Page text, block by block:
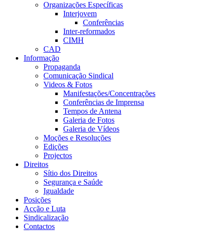
Organizações Específicas
Interjovem
Conferências
Inter-reformados
CIMH
CAD
Informação
Propaganda
Comunicação Sindical
Videos & Fotos
Manifestações/Concentrações
Conferências de Imprensa
Tempos de Antena
Galeria de Fotos
Galeria de Vídeos
Moções e Resoluções
Edições
Projectos
Direitos
Sítio dos Direitos
Segurança e Saúde
Igualdade
Posições
Acção e Luta
Sindicalização
Contactos